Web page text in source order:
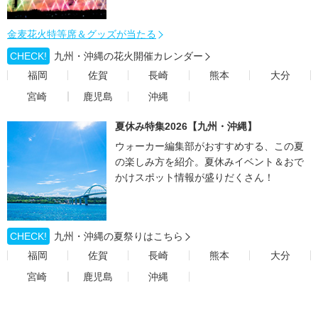
金麦花火特等席＆グッズが当たる
CHECK!
九州・沖縄の花火開催カレンダー
福岡
佐賀 長崎 熊本
大分
宮崎
鹿児島 沖縄
夏休み特集2026【九州・沖縄】
ウォーカー編集部がおすすめする、この夏
の楽しみ方を紹介。夏休みイベント＆おで
かけスポット情報が盛りだくさん！
CHECK!
九州・沖縄の夏祭りはこちら
福岡
佐賀 長崎 熊本
大分
宮崎
鹿児島 沖縄